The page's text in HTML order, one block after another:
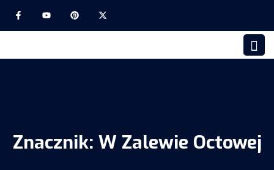
Znacznik: W Zalewie Octowej